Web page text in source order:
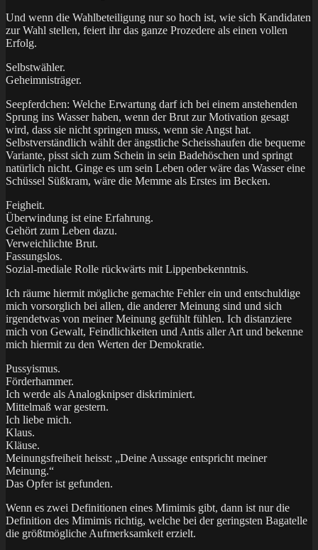
Und wenn die Wahlbeteiligung nur so hoch ist, wie sich Kandidaten
zur Wahl stellen, feiert ihr das ganze Prozedere als einen vollen
Erfolg.
Selbstwähler.
Geheimnisträger.
Seepferdchen: Welche Erwartung darf ich bei einem anstehenden
Sprung ins Wasser haben, wenn der Brut zur Motivation gesagt
wird, dass sie nicht springen muss, wenn sie Angst hat.
Selbstverständlich wählt der ängstliche Scheisshaufen die bequeme
Variante, pisst sich zum Schein in sein Badehöschen und springt
natürlich nicht. Ginge es um sein Leben oder wäre das Wasser eine
Schüssel Süßkram, wäre die Memme als Erstes im Becken.
Feigheit.
Überwindung ist eine Erfahrung.
Gehört zum Leben dazu.
Verweichlichte Brut.
Fassungslos.
Sozial-mediale Rolle rückwärts mit Lippenbekenntnis.
Ich räume hiermit mögliche gemachte Fehler ein und entschuldige
mich vorsorglich bei allen, die anderer Meinung sind und sich
irgendetwas von meiner Meinung gefühlt fühlen. Ich distanziere
mich von Gewalt, Feindlichkeiten und Antis aller Art und bekenne
mich hiermit zu den Werten der Demokratie.
Pussyismus.
Förderhammer.
Ich werde als Analogknipser diskriminiert.
Mittelmaß war gestern.
Ich liebe mich.
Klaus.
Kläuse.
Meinungsfreiheit heisst: „Deine Aussage entspricht meiner
Meinung.“
Das Opfer ist gefunden.
Wenn es zwei Definitionen eines Mimimis gibt, dann ist nur die
Definition des Mimimis richtig, welche bei der geringsten Bagatelle
die größtmögliche Aufmerksamkeit erzielt.